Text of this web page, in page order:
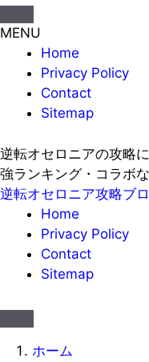
MENU
Home
Privacy Policy
Contact
Sitemap
逆転オセロニアの攻略
強ランキング・コラボ
逆転オセロニア攻略ブ
Home
Privacy Policy
Contact
Sitemap
ホーム